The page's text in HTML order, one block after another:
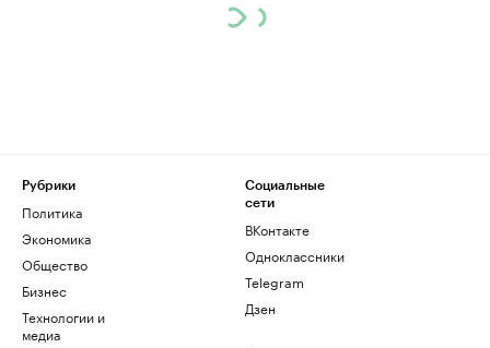
Рубрики
Политика
Экономика
Общество
Бизнес
Технологии и
медиа
Социальные
сети
ВКонтакте
Одноклассники
Telegram
Дзен